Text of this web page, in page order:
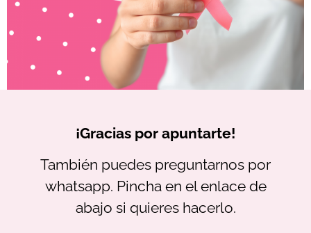
¡Gracias por apuntarte!
También puedes preguntarnos por
whatsapp. Pincha en el enlace de
abajo si quieres hacerlo.